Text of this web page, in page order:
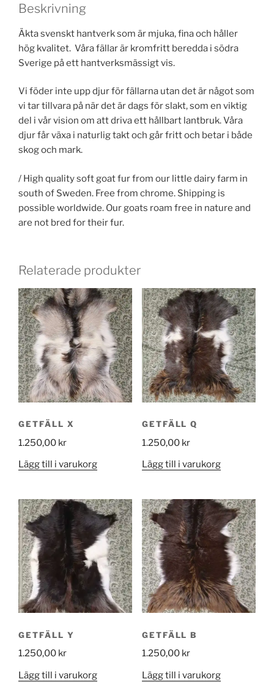
Beskrivning
Äkta svenskt hantverk som är mjuka, fina och håller
hög kvalitet. Våra fällar är kromfritt beredda i södra
Sverige på ett hantverksmässigt vis.
Vi föder inte upp djur för fällarna utan det är något som
vi tar tillvara på när det är dags för slakt, som en viktig
del i vår vision om att driva ett hållbart lantbruk. Våra
djur får växa i naturlig takt och går fritt och betar i både
skog och mark.
/ High quality soft goat fur from our little dairy farm in
south of Sweden. Free from chrome. Shipping is
possible worldwide. Our goats roam free in nature and
are not bred for their fur.
Relaterade produkter
GETFÄLL X
1.250,00 kr
Lägg till i varukorg
GETFÄLL Q
1.250,00 kr
Lägg till i varukorg
GETFÄLL Y
1.250,00 kr
Lägg till i varukorg
GETFÄLL B
1.250,00 kr
Lägg till i varukorg